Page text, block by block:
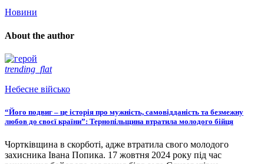
Новини
About the author
trending_flat
Небесне військо
“Його подвиг – це історія про мужність, самовідданість та безмежну
любов до своєї країни”: Тернопільщина втратила молодого бійця
Чортківщина в скорботі, адже втратила свого молодого
захисника Івана Попика. 17 жовтня 2024 року під час